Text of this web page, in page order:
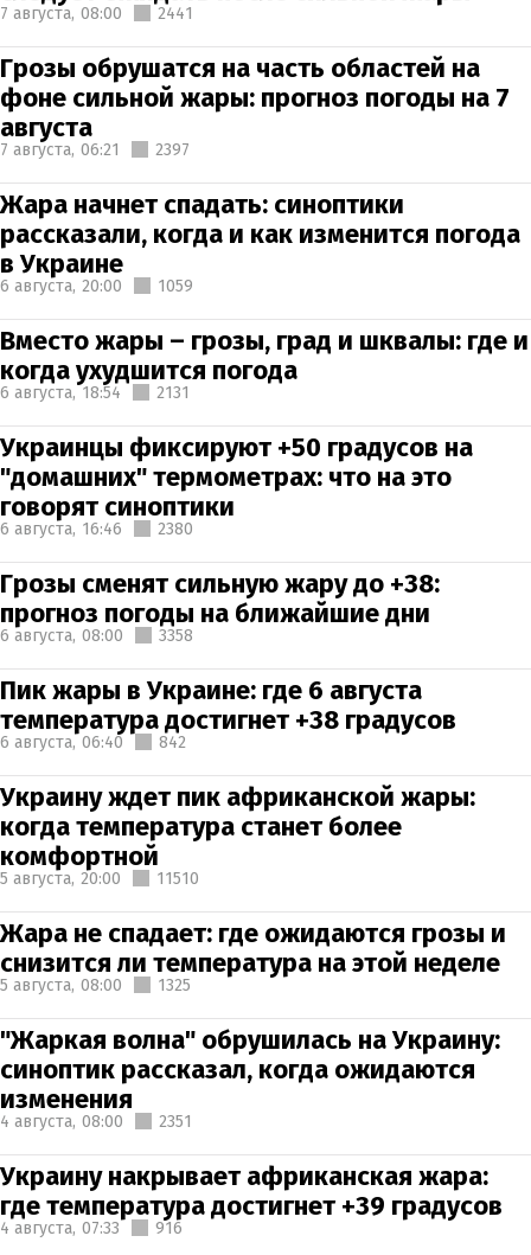
7 августа, 08:00 2441
Грозы обрушатся на часть областей на
фоне сильной жары: прогноз погоды на 7
августа
7 августа, 06:21 2397
Жара начнет спадать: синоптики
рассказали, когда и как изменится погода
в Украине
6 августа, 20:00 1059
Вместо жары – грозы, град и шквалы: где и
когда ухудшится погода
6 августа, 18:54 2131
Украинцы фиксируют +50 градусов на
"домашних" термометрах: что на это
говорят синоптики
6 августа, 16:46 2380
Грозы сменят сильную жару до +38:
прогноз погоды на ближайшие дни
6 августа, 08:00 3358
Пик жары в Украине: где 6 августа
температура достигнет +38 градусов
6 августа, 06:40 842
Украину ждет пик африканской жары:
когда температура станет более
комфортной
5 августа, 20:00 11510
Жара не спадает: где ожидаются грозы и
снизится ли температура на этой неделе
5 августа, 08:00 1325
"Жаркая волна" обрушилась на Украину:
синоптик рассказал, когда ожидаются
изменения
4 августа, 08:00 2351
Украину накрывает африканская жара:
где температура достигнет +39 градусов
4 августа, 07:33 916